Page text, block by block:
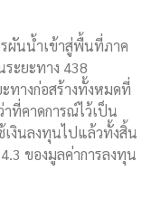
ผันน้ำเข้าสู่พื้นที่ภาค
ะยะทาง 438
ทางก่อสร้างทั้งหมดที่
าที่คาดการณ์ไว้เป็น
เงินลงทุนไปแล้วทั้งสิ้น
ของมูลค่าการลงทุน